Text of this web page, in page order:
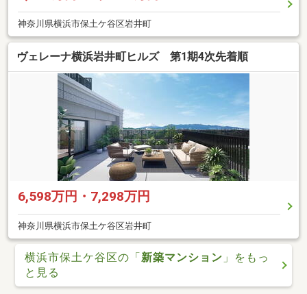
神奈川県横浜市保土ケ谷区岩井町
ヴェレーナ横浜岩井町ヒルズ 第1期4次先着順
6,598万円・7,298万円
神奈川県横浜市保土ケ谷区岩井町
横浜市保土ケ谷区の「 新築マンション 」をもっ
と見る